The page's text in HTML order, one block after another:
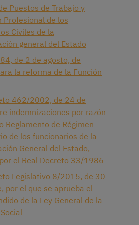
Puestos de Trabajo y
Profesional de los
Civiles de la
general del Estado
de 2 de agosto, de
la reforma de la Función
462/2002, de 24 de
indemnizaciones por razón
Reglamento de Régimen
de los funcionarios de la
General del Estado,
el Real Decreto 33/1986
Legislativo 8/2015, de 30
por el que se aprueba el
de la Ley General de la